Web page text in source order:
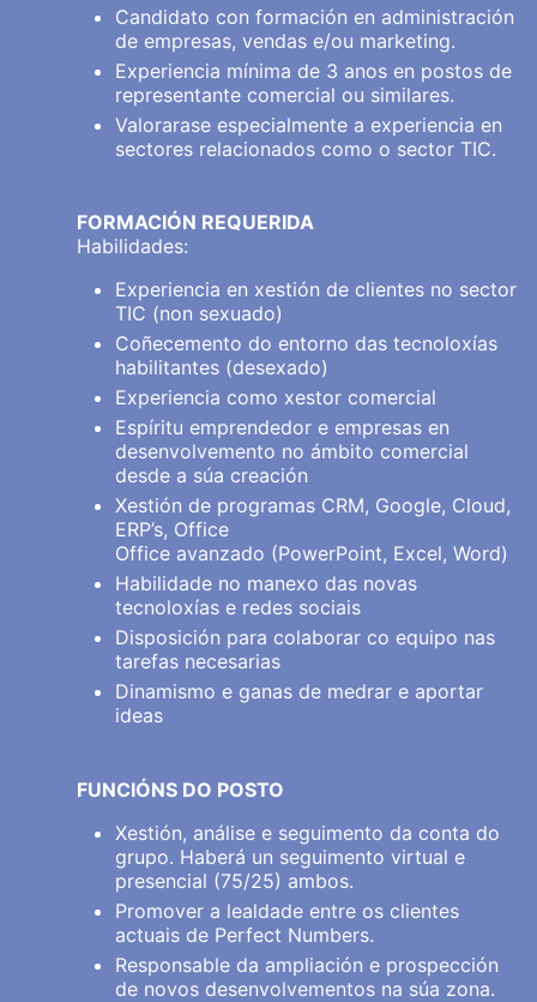
Candidato con formación en administración
de empresas, vendas e/ou marketing.
Experiencia mínima de 3 anos en postos de
representante comercial ou similares.
Valorarase especialmente a experiencia en
sectores relacionados como o sector TIC.
FORMACIÓN REQUERIDA
Habilidades:
Experiencia en xestión de clientes no sector
TIC (non sexuado)
Coñecemento do entorno das tecnoloxías
habilitantes (desexado)
Experiencia como xestor comercial
Espíritu emprendedor e empresas en
desenvolvemento no ámbito comercial
desde a súa creación
Xestión de programas CRM, Google, Cloud,
ERP’s, Office
Office avanzado (PowerPoint, Excel, Word)
Habilidade no manexo das novas
tecnoloxías e redes sociais
Disposición para colaborar co equipo nas
tarefas necesarias
Dinamismo e ganas de medrar e aportar
ideas
FUNCIÓNS DO POSTO
Xestión, análise e seguimento da conta do
grupo. Haberá un seguimento virtual e
presencial (75/25) ambos.
Promover a lealdade entre os clientes
actuais de Perfect Numbers.
Responsable da ampliación e prospección
de novos desenvolvementos na súa zona.